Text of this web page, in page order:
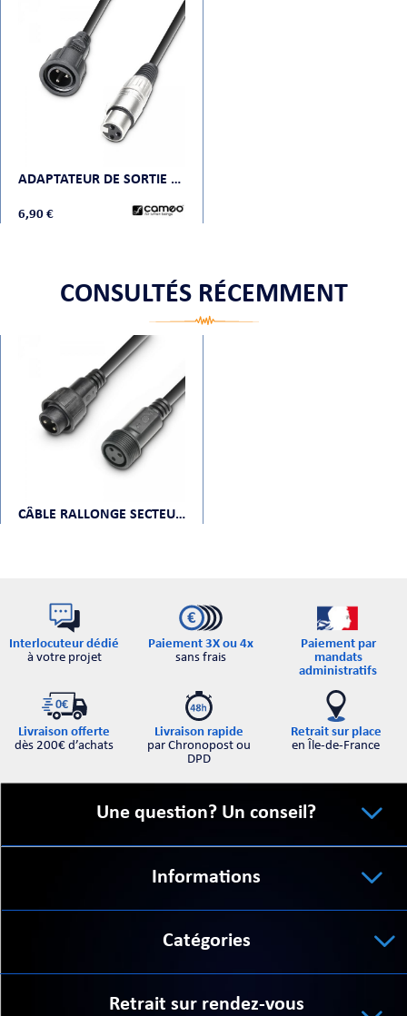
ADAPTATEUR DE SORTIE DMX POUR CLPSTTRI12IP CAMEO DMX ADAPTER OUT -
6,90 €
CONSULTÉS RÉCEMMENT
CÂBLE RALLONGE SECTEUR IP65 20M CAMEO P EX 020
Interlocuteur dédié
à votre projet
Paiement 3X ou 4x
sans frais
Paiement par
mandats
administratifs
Livraison offerte
dès 200€ d’achats
Livraison rapide
par Chronopost ou
DPD
Retrait sur place
en Île-de-France
Une question? Un conseil?
Informations
Catégories
Retrait sur rendez-vous